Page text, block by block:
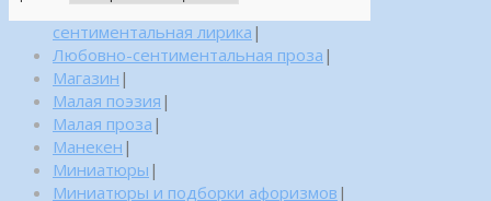
сентиментальная лирика |
Любовно-сентиментальная проза |
Магазин |
Малая поэзия |
Малая проза |
Манекен |
Миниатюры |
Миниатюры и подборки афоризмов |